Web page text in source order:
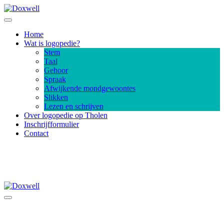
Home
Wat is logopedie?
Stem
Taal
Gehoor
Spraak
Afwijkende mondgewoontes
Slikken
Lezen en schrijven
Over logopedie op Tholen
Inschrijfformulier
Contact